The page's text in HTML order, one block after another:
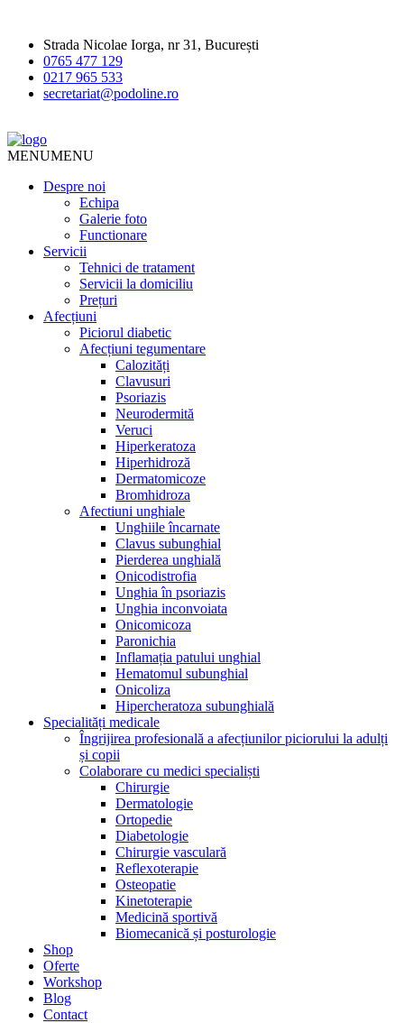
Strada Nicolae Iorga, nr 31, București
0765 477 129
0217 965 533
secretariat@podoline.ro
MENUMENU
Despre noi
Echipa
Galerie foto
Functionare
Servicii
Tehnici de tratament
Servicii la domiciliu
Prețuri
Afecțiuni
Piciorul diabetic
Afecțiuni tegumentare
Calozități
Clavusuri
Psoriazis
Neurodermită
Veruci
Hiperkeratoza
Hiperhidroză
Dermatomicoze
Bromhidroza
Afectiuni unghiale
Unghiile încarnate
Clavus subunghial
Pierderea unghială
Onicodistrofia
Unghia în psoriazis
Unghia inconvoiata
Onicomicoza
Paronichia
Inflamația patului unghial
Hematomul subunghial
Onicoliza
Hipercheratoza subunghială
Specialități medicale
Îngrijirea profesională a afecțiunilor piciorului la adulți
și copii
Colaborare cu medici specialiști
Chirurgie
Dermatologie
Ortopedie
Diabetologie
Chirurgie vasculară
Reflexoterapie
Osteopatie
Kinetoterapie
Medicină sportivă
Biomecanică și posturologie
Shop
Oferte
Workshop
Blog
Contact